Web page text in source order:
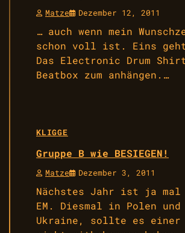
Matze Dezember 12, 2011
… auch wenn mein
schon voll ist. Eins
Das Electronic Drum
Beatbox zum anhängen.…
KLIGGE
Gruppe B wie BESIEGEN!
Matze Dezember 3, 2011
Nächstes Jahr ist ja mal
EM. Diesmal in Polen und
Ukraine, sollte es einer